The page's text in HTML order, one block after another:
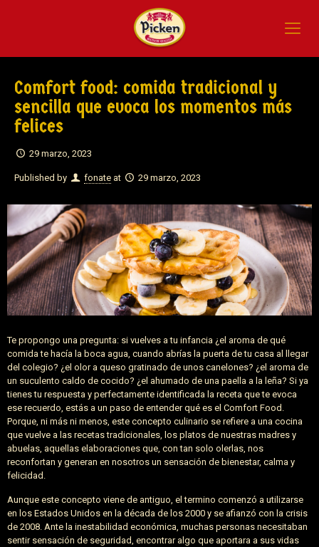
Comfort food: comida tradicional y
sencilla que evoca los momentos más
felices
29 marzo, 2023
Published by fonate at 29 marzo, 2023
Te propongo una pregunta: si vuelves a tu infancia ¿el aroma de qué
comida te hacía la boca agua, cuando abrías la puerta de tu casa al llegar
del colegio? ¿el olor a queso gratinado de unos canelones? ¿el aroma de
un suculento caldo de cocido? ¿el ahumado de una paella a la leña? Si ya
tienes tu respuesta y perfectamente identificada la receta que te evoca
ese recuerdo, estás a un paso de entender qué es el Comfort Food.
Porque, ni más ni menos, este concepto culinario se refiere a una cocina
que vuelve a las recetas tradicionales, los platos de nuestras madres y
abuelas, aquellas elaboraciones que, con tan solo olerlas, nos
reconfortan y generan en nosotros un sensación de bienestar, calma y
felicidad.
Aunque este concepto viene de antiguo, el termino comenzó a utilizarse
en los Estados Unidos en la década de los 2000 y se afianzó con la crisis
de 2008. Ante la inestabilidad económica, muchas personas necesitaban
sentir sensación de seguridad, encontrar algo que aportara a sus vidas